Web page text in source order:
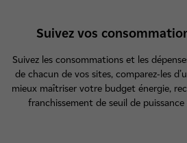
Suivez vos
Suivez les consommations et les
de chacun de vos sites, comparez-les
mieux maîtriser votre budget énergie,
franchissement de seuil de